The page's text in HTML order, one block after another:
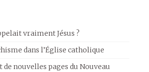
vraiment Jésus ?
dans l’Église catholique
de nouvelles pages du Nouveau